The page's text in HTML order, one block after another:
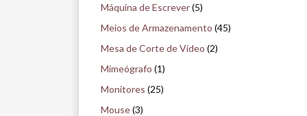
Máquina de Escrever(5)
Meios de Armazenamento (45)
Mesa de Corte de Vídeo (2)
Mimeógrafo (1)
Monitores (25)
Mouse(3)